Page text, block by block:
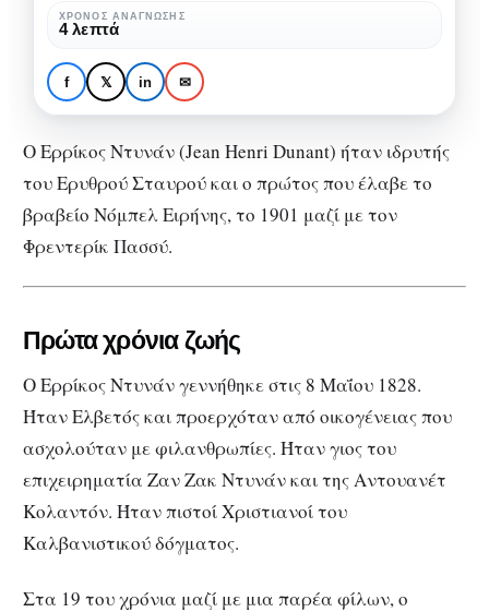
ΑΦΙΕΡΏΜΑΤΑ ΕΠΙΣΤΉΜΟΝΕΣ
Ερρίκος Ντυνάν: Ο
ιδρυτής του Ερυθρού
Σταυρού
του
Ερυθρού
Σταυρού
ΧΡΌΝΟΣ ΑΝΆΓΝΩΣΗΣ
4 λεπτά
f 𝕏 in ✉
Ο Ερρίκος Ντυνάν (Jean Henri Dunant) ήταν ιδρυτής
του Ερυθρού Σταυρού και ο πρώτος που έλαβε το
βραβείο Νόμπελ Ειρήνης, το 1901 μαζί με τον
Φρεντερίκ Πασσύ.
Πρώτα χρόνια ζωής
Ο Ερρίκος Ντυνάν γεννήθηκε στις 8 Μαΐου 1828.
Ήταν Ελβετός και προερχόταν από οικογένειας που
ασχολούταν με φιλανθρωπίες. Ήταν γιος του
επιχειρηματία Ζαν Ζακ Ντυνάν και της Αντουανέτ
Κολαντόν. Ήταν πιστοί Χριστιανοί του
Καλβανιστικού δόγματος.
Στα 19 του χρόνια μαζί με μια παρέα φίλων, ο